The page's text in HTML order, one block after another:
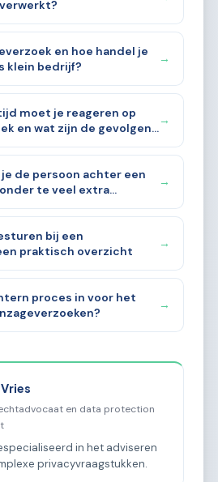
en hoe handel je
klein bedrijf?
→
moet je reageren op
en wat zijn de gevolgen
→
de persoon achter een
te veel extra
→
bij een
praktisch overzicht
→
proces in voor het
→
en data protection
in het adviseren
privacyvraagstukken.